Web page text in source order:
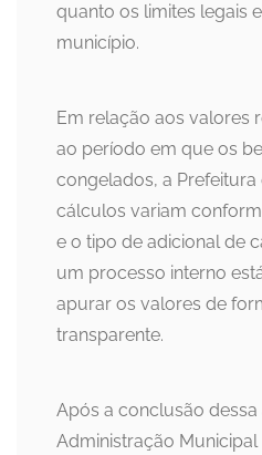
quanto os limites legais
município.
Em relação aos valores
ao período em que os
congelados, a
cálculos variam
e o tipo de adicional de
um processo interno
apurar os valores de
transparente.
Após a conclusão
Administração